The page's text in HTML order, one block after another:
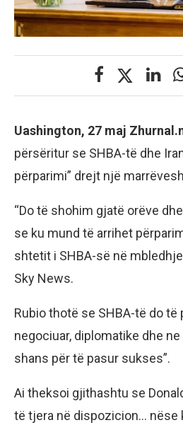
Uashington, 27 maj
përsëritur se SHBA-të dhe
përparimi” drejt një
“Do të shohim gjatë orëve
se ku mund të arrihet
shtetit i SHBA-së në
Sky News.
Rubio thotë se SHBA-të do të
negociuar, diplomatike dhe
shans për të pasur sukses”.
Ai theksoi gjithashtu se
të tjera në dispozicion… nëse